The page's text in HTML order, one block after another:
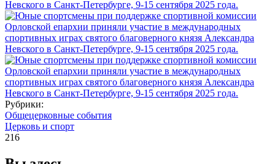
Рубрики:
Общецерковные события
Церковь и спорт
216